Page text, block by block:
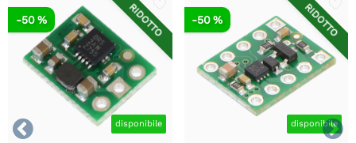


RIDOTTO
disponibile
-50 % RIDOTTO
disponibile
-50 %